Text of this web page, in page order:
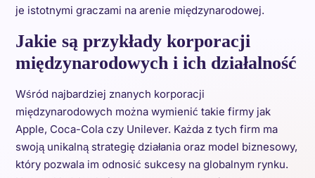
je istotnymi graczami na arenie międzynarodowej.
Jakie są przykłady korporacji
międzynarodowych i ich działalność
Wśród najbardziej znanych korporacji
międzynarodowych można wymienić takie firmy jak
Apple, Coca-Cola czy Unilever. Każda z tych firm ma
swoją unikalną strategię działania oraz model biznesowy,
który pozwala im odnosić sukcesy na globalnym rynku.